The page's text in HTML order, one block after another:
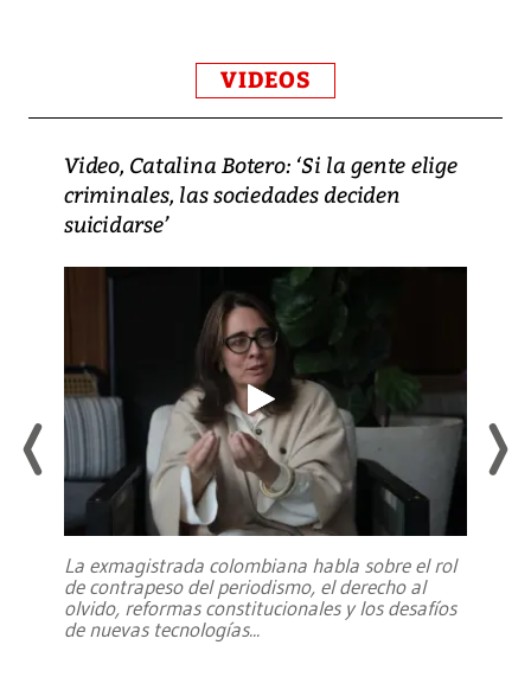
VIDEOS
Video, Catalina Botero: ‘Si la gente elige
criminales, las sociedades deciden
suicidarse’
La exmagistrada colombiana habla sobre el rol
de contrapeso del periodismo, el derecho al
olvido, reformas constitucionales y los desafíos
de nuevas tecnologías...